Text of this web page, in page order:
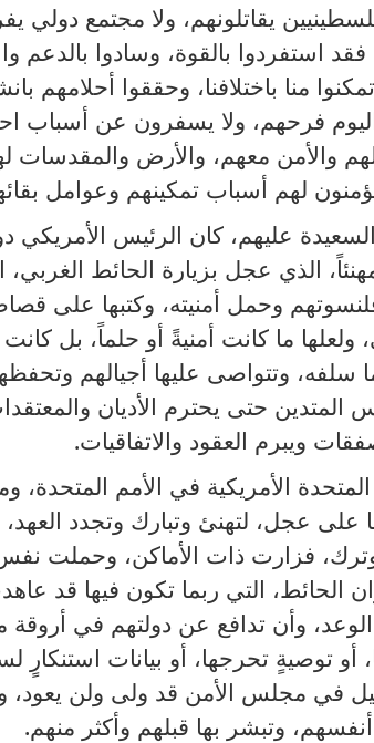
يقاتلونهم، ولا مجتمع دولي
استفردوا بالقوة، وسادوا بالدعم
منا باختلافنا، وحققوا أحلامهم
فرحهم، ولا يسفرون عن أسباب
والأمن معهم، والأرض والمقدسات
لهم أسباب تمكينهم وعوامل
عليهم، كان الرئيس الأمريكي
الذي عجل بزيارة الحائط الغربي،
وحمل أمنيته، وكتبها على
ما كانت أمنيةً أو حلماً، بل
سلفه، وتتواصى عليها أجيالهم
المتدين حتى يحترم الأديان
ويبرم العقود والاتفاقيات.
الأمريكية في الأمم المتحدة،
عجل، لتهنئ وتبارك وتجدد العهد،
فزارت ذات الأماكن، وحملت نفس
الحائط، التي ربما تكون فيها قد
وأن تدافع عن دولتهم في
أو توصيةٍ تحرجها، أو بيانات استنكارٍ
في مجلس الأمن قد ولى ولن يعود،
وتبشر بها قبلهم وأكثر منهم.